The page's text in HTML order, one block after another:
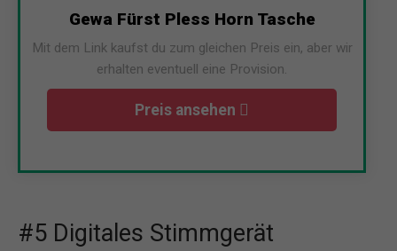
Gewa Fürst Pless Horn Tasche
Mit dem Link kaufst du zum gleichen Preis ein, aber wir
erhalten eventuell eine Provision.
Preis ansehen
#5 Digitales Stimmgerät